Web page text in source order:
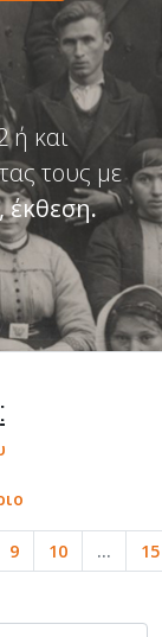
ή και
τους με
έκθεση.
9 10 ... 15